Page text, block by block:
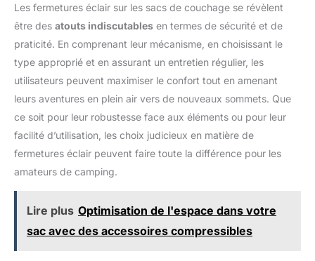
Les fermetures éclair sur les sacs de couchage se révèlent
être des atouts indiscutables en termes de sécurité et de
praticité. En comprenant leur mécanisme, en choisissant le
type approprié et en assurant un entretien régulier, les
utilisateurs peuvent maximiser le confort tout en amenant
leurs aventures en plein air vers de nouveaux sommets. Que
ce soit pour leur robustesse face aux éléments ou pour leur
facilité d’utilisation, les choix judicieux en matière de
fermetures éclair peuvent faire toute la différence pour les
amateurs de camping.
Lire plus Optimisation de l'espace dans votre
sac avec des accessoires compressibles